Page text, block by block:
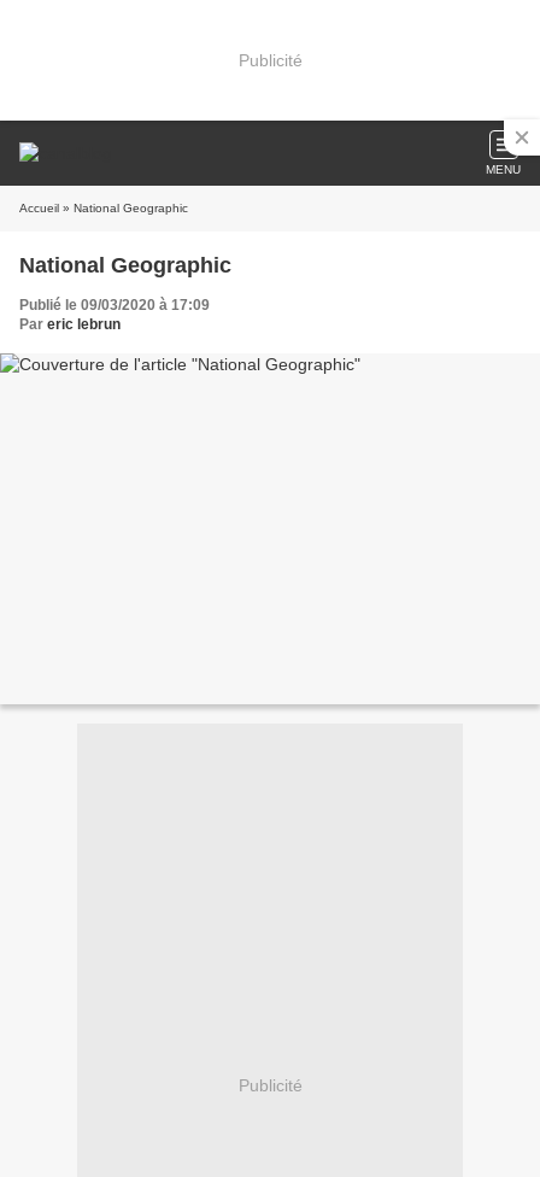
Publicité
MENU
Accueil » National Geographic
National Geographic
Publié le 09/03/2020 à 17:09
Par eric lebrun
Publicité